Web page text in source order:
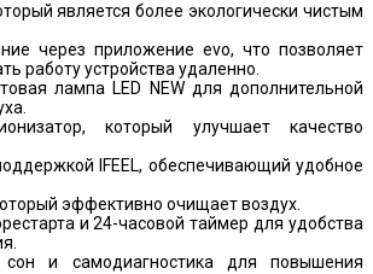
является более экологически чистым
через приложение evo, что позволяет
работу устройства удаленно.
лампа LED NEW для дополнительной
который улучшает качество
IFEEL, обеспечивающий удобное
эффективно очищает воздух.
и 24-часовой таймер для удобства
сон и самодиагностика для повышения